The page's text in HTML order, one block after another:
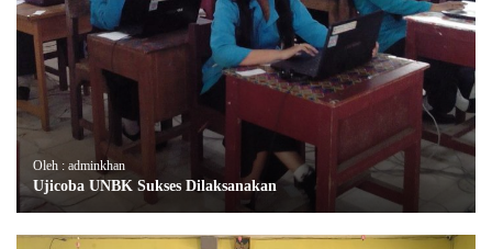
Oleh : adminkhan
Ujicoba UNBK Sukses Dilaksanakan